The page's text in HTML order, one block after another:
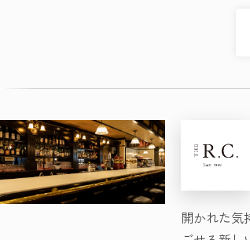
開かれた気